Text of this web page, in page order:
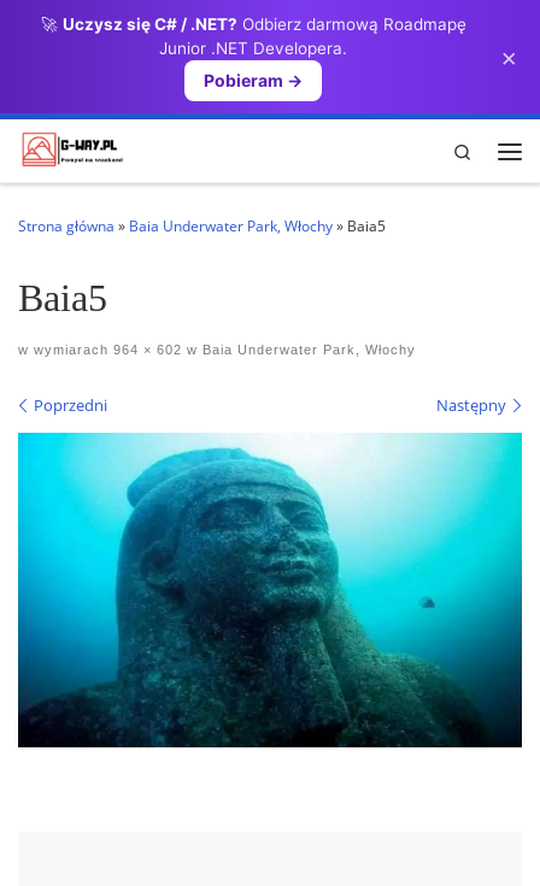
🚀 Uczysz się C# / .NET? Odbierz darmową Roadmapę
Junior .NET Developera.
Pobieram →
×
Przejdź do treści
Search
Strona główna » Baia Underwater Park, Włochy» Baia5
Baia5
w wymiarach 964 × 602 w Baia Underwater Park, Włochy
Nawigacja po obrazach
Poprzedni Następny